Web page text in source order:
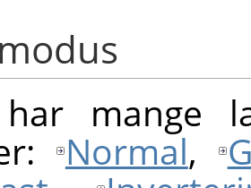
har mange
Normal,